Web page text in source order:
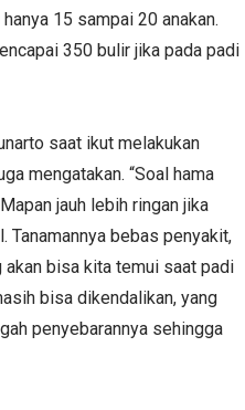
15 sampai 20 anakan.
350 bulir jika pada padi
saat ikut melakukan
mengatakan. “Soal hama
jauh lebih ringan jika
Tanamannya bebas penyakit,
akan bisa kita temui saat padi
bisa dikendalikan, yang
penyebarannya sehingga